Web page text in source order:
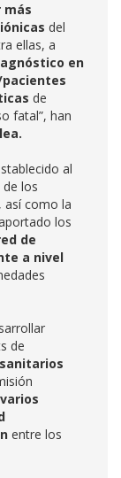
más
del
ellas, a
en
de
fatal”, han
al
los
así como la
los
de
a nivel
de
varios
entre los